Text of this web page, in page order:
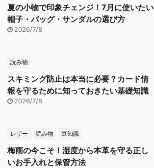
夏の小物で印象チェンジ！7月に使いたい
帽子・バッグ・サンダルの選び方
2026/7/8
読み物
スキミング防止は本当に必要？カード情
報を守るために知っておきたい基礎知識
2026/7/8
レザー 読み物 豆知識
梅雨の今こそ！湿度から本革を守る正し
いお手入れと保管方法